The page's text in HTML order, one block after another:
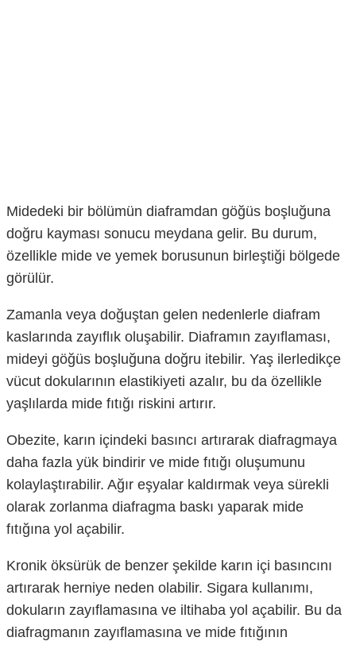
Midedeki bir bölümün diaframdan göğüs boşluğuna
doğru kayması sonucu meydana gelir. Bu durum,
özellikle mide ve yemek borusunun birleştiği bölgede
görülür.
Zamanla veya doğuştan gelen nedenlerle diafram
kaslarında zayıflık oluşabilir. Diaframın zayıflaması,
mideyi göğüs boşluğuna doğru itebilir. Yaş ilerledikçe
vücut dokularının elastikiyeti azalır, bu da özellikle
yaşlılarda mide fıtığı riskini artırır.
Obezite, karın içindeki basıncı artırarak diafragmaya
daha fazla yük bindirir ve mide fıtığı oluşumunu
kolaylaştırabilir. Ağır eşyalar kaldırmak veya sürekli
olarak zorlanma diafragma baskı yaparak mide
fıtığına yol açabilir.
Kronik öksürük de benzer şekilde karın içi basıncını
artırarak herniye neden olabilir. Sigara kullanımı,
dokuların zayıflamasına ve iltihaba yol açabilir. Bu da
diafragmanın zayıflamasına ve mide fıtığının